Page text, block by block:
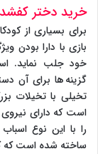
خرید دختر
برای بسیاری از
بازی با دارا بودن
خود جلب نماید.
گزینه ها برای آن
تخیلی با تخیلات
است که دارای نیروی
را با این نوع
ساخته شده است که